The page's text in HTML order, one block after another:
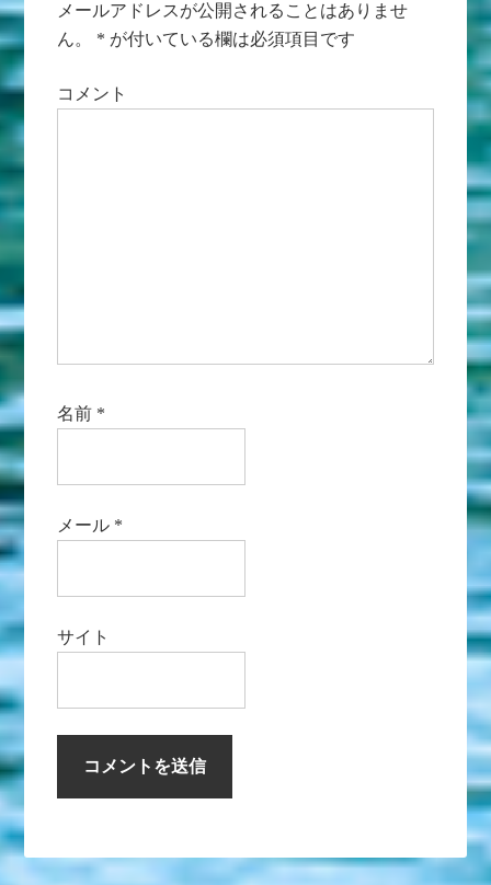
メールアドレスが公開されることはありませ
ん。
* が付いている欄は必須項目です
コメント
名前 *
メール *
サイト